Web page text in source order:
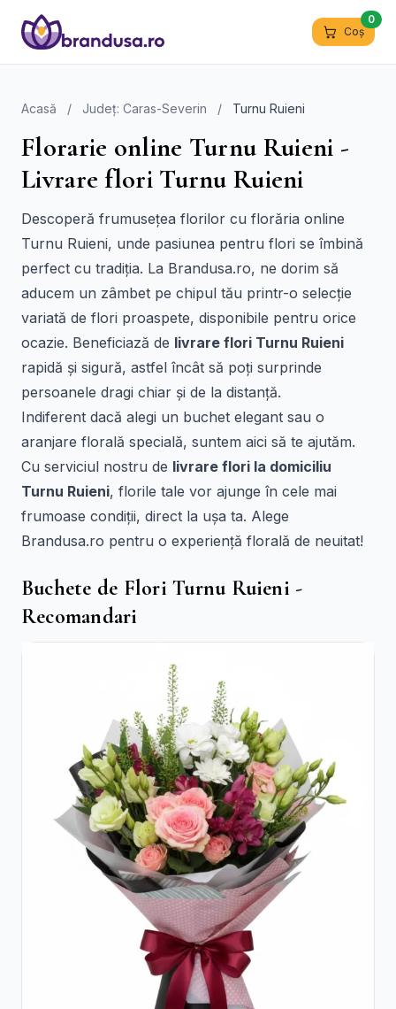
Coș
0
Acasă / Județ: Caras-Severin / Turnu Ruieni
Florarie online Turnu Ruieni -
Livrare flori Turnu Ruieni
Descoperă frumusețea florilor cu florăria online
Turnu Ruieni, unde pasiunea pentru flori se îmbină
perfect cu tradiția. La Brandusa.ro, ne dorim să
aducem un zâmbet pe chipul tău printr-o selecție
variată de flori proaspete, disponibile pentru orice
ocazie. Beneficiază de livrare flori Turnu Ruieni
rapidă și sigură, astfel încât să poți surprinde
persoanele dragi chiar și de la distanță.
Indiferent dacă alegi un buchet elegant sau o
aranjare florală specială, suntem aici să te ajutăm.
Cu serviciul nostru de livrare flori la domiciliu
Turnu Ruieni, florile tale vor ajunge în cele mai
frumoase condiții, direct la ușa ta. Alege
Brandusa.ro pentru o experiență florală de neuitat!
Buchete de Flori Turnu Ruieni -
Recomandari